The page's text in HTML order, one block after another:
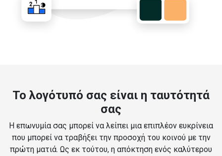
Το λογότυπό σας είναι η ταυτότητά
σας
Η επωνυμία σας μπορεί να λείπει μια επιπλέον ευκρίνεια
που μπορεί να τραβήξει την προσοχή του κοινού με την
πρώτη ματιά. Ως εκ τούτου, η απόκτηση ενός καλύτερου